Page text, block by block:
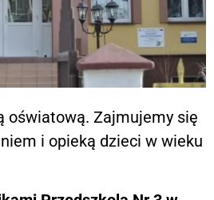
oświatową. Zajmujemy się
i opieką dzieci w wieku